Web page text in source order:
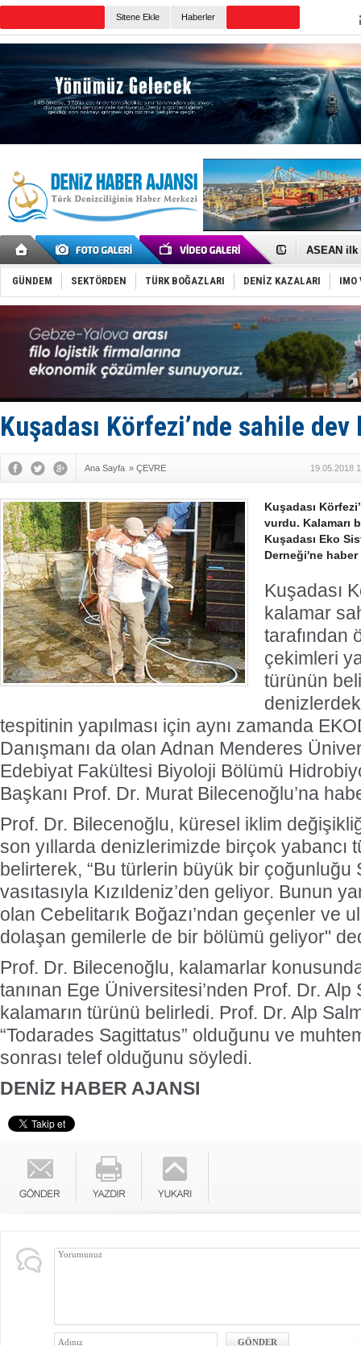
Sitene Ekle Haberler
D-Marin,
ASEAN ilk
TAYK -
İstanbul
Tersane
İngiliz
FESCO,
DESE,
35 milyon
İnsansız
Anadolu
GÜNDEM SEKTÖRDEN TÜRK BOĞAZLARI DENİZ KAZALARI IMO
Kuşadası Körfezi’nde sahile
Ana Sayfa » ÇEVRE 19.05.2018
Kuşadası
vurdu. Kalamarı
Kuşadası Eko
Derneği'ne haber
Kuşadası
kalamar
tarafından
çekimleri
türünün
tespitinin yapılması için aynı zamanda
Danışmanı da olan Adnan Menderes
Edebiyat Fakültesi Biyoloji Bölümü
Başkanı Prof. Dr. Murat Bilecenoğlu’na
Prof. Dr. Bilecenoğlu, küresel iklim
son yıllarda denizlerimizde birçok yabancı
belirterek, “Bu türlerin büyük bir çoğunluğu
vasıtasıyla Kızıldeniz’den geliyor. Bunun
olan Cebelitarık Boğazı’ndan geçenler ve
dolaşan gemilerle de bir bölümü geliyor"
Prof. Dr. Bilecenoğlu, kalamarlar
tanınan Ege Üniversitesi’nden Prof. Dr.
kalamarın türünü belirledi. Prof. Dr. Alp
“Todarades Sagittatus” olduğunu ve
sonrası telef olduğunu söyledi.
DENİZ HABER AJANSI